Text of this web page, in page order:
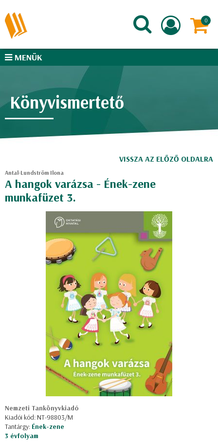
MENÜK
Könyvismertető
VISSZA AZ ELŐZŐ OLDALRA
Antal-Lundström Ilona
A hangok varázsa - Ének-zene
munkafüzet 3.
Nemzeti Tankönyvkiadó
Kiadói kód: NT-98803/M
Tantárgy: Ének-zene
3 évfolyam